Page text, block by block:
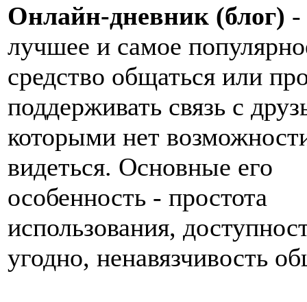
Онлайн-дневник (блог) -
лучшее и самое
средство общаться или
поддерживать связь с
которыми нет
видеться. Основные его
особенность - простота
использования,
угодно, ненавязчивость